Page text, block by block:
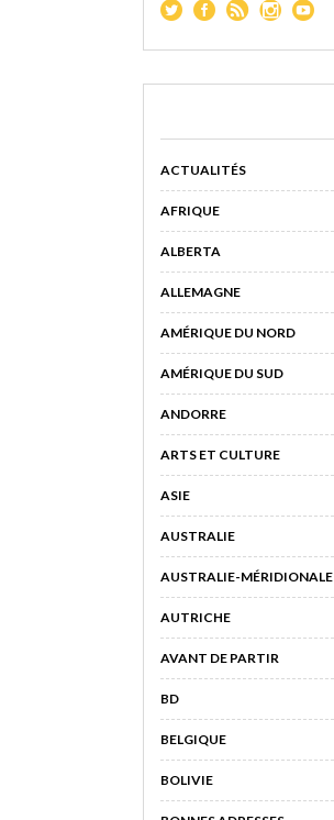
ACTUALITÉS
AFRIQUE
ALBERTA
ALLEMAGNE
AMÉRIQUE DU NORD
AMÉRIQUE DU SUD
ANDORRE
ARTS ET CULTURE
ASIE
AUSTRALIE
AUSTRALIE-MÉRIDIONALE
AUTRICHE
AVANT DE PARTIR
BD
BELGIQUE
BOLIVIE